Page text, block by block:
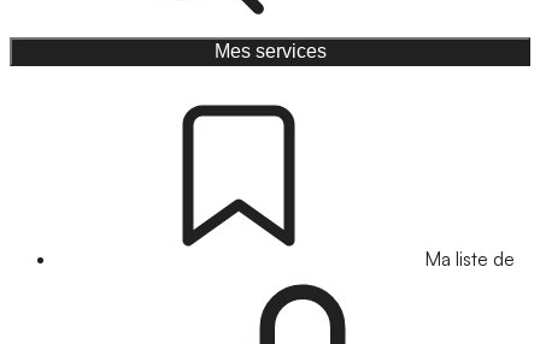
Mes services
Ma liste de